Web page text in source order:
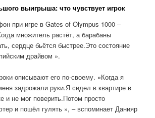
выигрыша: что чувствует игрок
при игре в Gates of Olympus 1000 –
множитель растёт, а барабаны
сердце бьётся быстрее.Это состояние
драйвом ».
описывают его по-своему. »Когда я
задрожали руки.Я сидел в квартире в
и не мог поверить.Потом просто
и пошёл гулять », – вспоминает Данияр